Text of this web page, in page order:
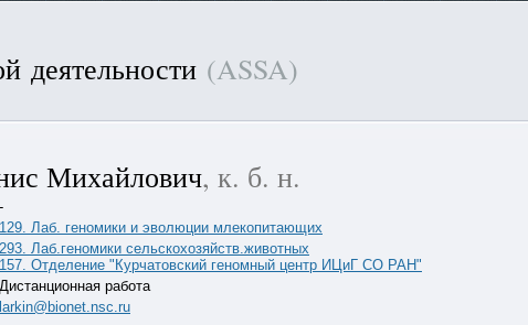
деятельности (ASSA)
Михайлович, к. б. н.
-
129. Лаб. геномики и эволюции млекопитающих
293. Лаб.геномики сельскохозяйств.животных
157. Отделение "Курчатовский геномный центр ИЦиГ СО РАН"
Дистанционная работа
larkin@bionet.nsc.ru